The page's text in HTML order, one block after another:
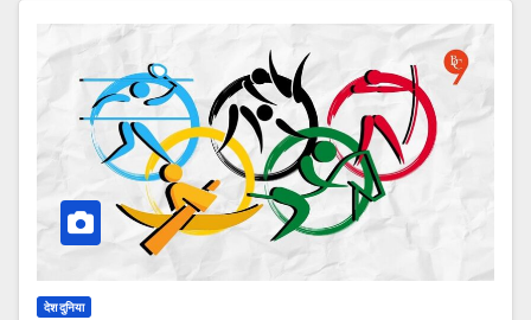
देश दुनिया